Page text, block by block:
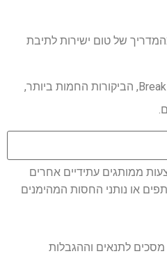
של טום ישירות לתיבת
קבל גישה מיידית ל- Breaking News, הביקורות החמות ביותר,
ממותגים עתידיים אחרים
או נותני החסות המהימנים
לתנאים וההגבלות